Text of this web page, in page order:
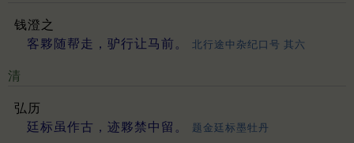
钱澄之
客夥随帮走，驴行让马前。
北行途中杂纪口号 其六
清
弘历
廷标虽作古，迹夥禁中留。
题金廷标墨牡丹